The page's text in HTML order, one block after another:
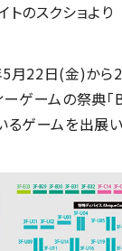
トのスクショより
月22日(金)から
ーゲームの祭典
るゲームを出展